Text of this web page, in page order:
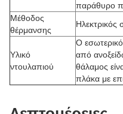
παράθυρο
Μέθοδος
θέρμανσης
Υλικό
ντουλαπιού
Ο
από
θάλαμος
πλάκα με